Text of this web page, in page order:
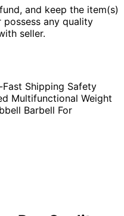
and keep the item(s)
any quality
seller.
Shipping Safety
Multifunctional Weight
Barbell For